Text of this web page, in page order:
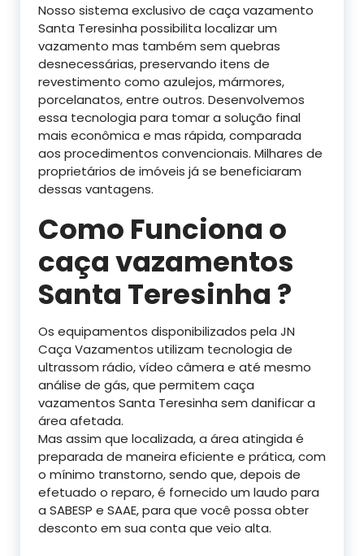
Nosso sistema exclusivo de caça vazamento
Santa Teresinha possibilita localizar um
vazamento mas também sem quebras
desnecessárias, preservando itens de
revestimento como azulejos, mármores,
porcelanatos, entre outros. Desenvolvemos
essa tecnologia para tomar a solução final
mais econômica e mas rápida, comparada
aos procedimentos convencionais. Milhares de
proprietários de imóveis já se beneficiaram
dessas vantagens.
Como Funciona o
caça vazamentos
Santa Teresinha ?
Os equipamentos disponibilizados pela JN
Caça Vazamentos utilizam tecnologia de
ultrassom rádio, vídeo câmera e até mesmo
análise de gás, que permitem caça
vazamentos Santa Teresinha sem danificar a
área afetada.
Mas assim que localizada, a área atingida é
preparada de maneira eficiente e prática, com
o mínimo transtorno, sendo que, depois de
efetuado o reparo, é fornecido um laudo para
a SABESP e SAAE, para que você possa obter
desconto em sua conta que veio alta.